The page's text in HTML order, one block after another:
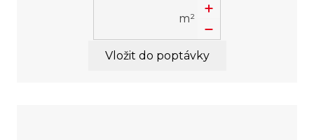
m²
Vložit do poptávky